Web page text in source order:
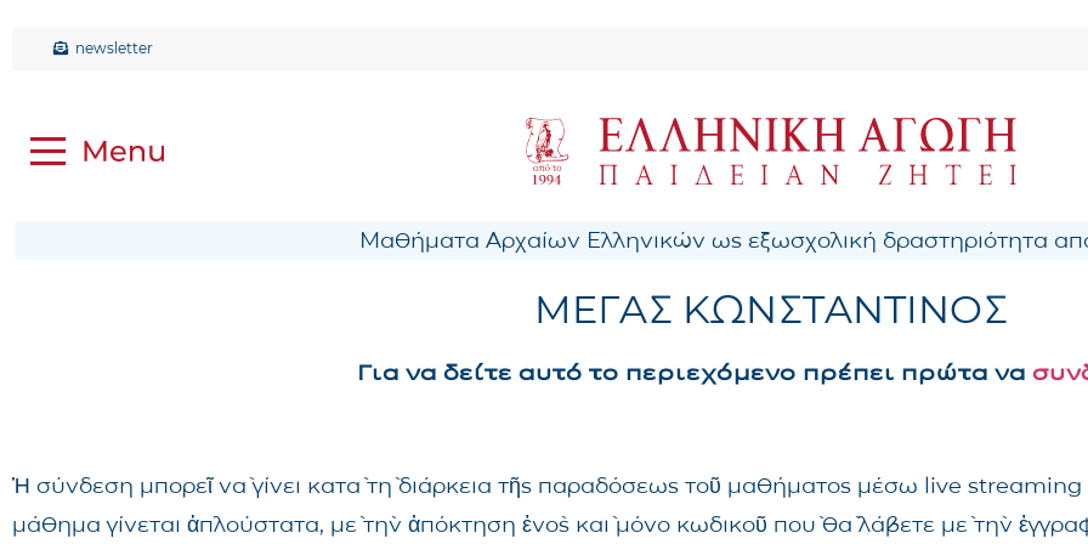
newsletter
Μαθήματα Αρχαίων Ελληνικών ως εξωσχολική δραστηριότητα
ΜΕΓΑΣ ΚΩΝΣΤΑΝΤΙΝΟΣ
Για να δείτε αυτό το περιεχόμενο πρέπει πρώτα να
Ἡ σύνδεση μπορεῖ νὰ γίνει κατὰ τὴ διάρκεια τῆς παραδόσεως τοῦ μαθήματος μέσω live
μάθημα γίνεται ἁπλούστατα, μὲ τὴν ἀπόκτηση ἑνὸς καὶ μόνο κωδικοῦ ποὺ θὰ λάβετε μὲ τὴν